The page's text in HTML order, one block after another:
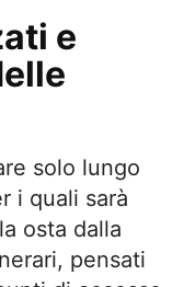
e
solo lungo
i quali sarà
osta dalla
pensati